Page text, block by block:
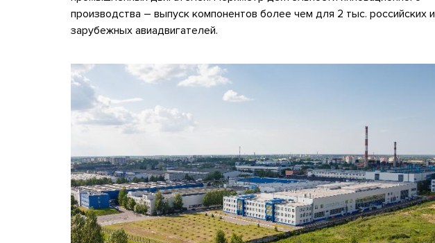
производства – выпуск компонентов более чем для 2 тыс. российских и
зарубежных авиадвигателей.